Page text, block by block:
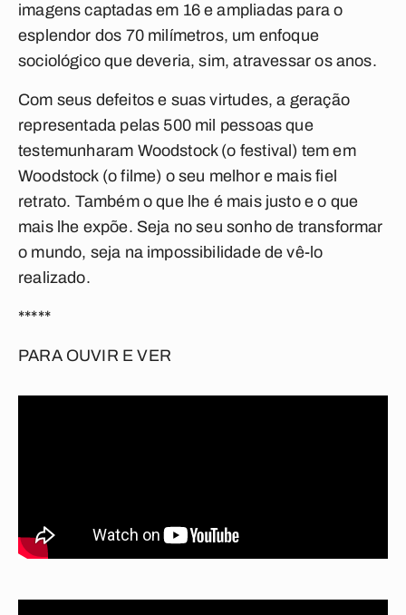
imagens captadas em 16 e ampliadas para o
esplendor dos 70 milímetros, um enfoque
sociológico que deveria, sim, atravessar os anos.
Com seus defeitos e suas virtudes, a geração
representada pelas 500 mil pessoas que
testemunharam Woodstock (o festival) tem em
Woodstock(o filme) o seu melhor e mais fiel
retrato. Também o que lhe é mais justo e o que
mais lhe expõe. Seja no seu sonho de transformar
o mundo, seja na impossibilidade de vê-lo
realizado.
*****
PARA OUVIR E VER